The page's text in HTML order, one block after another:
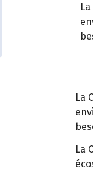
La
La